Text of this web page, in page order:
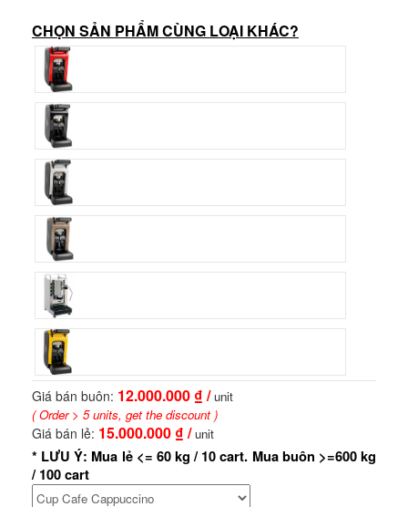
CHỌN SẢN PHẨM CÙNG LOẠI KHÁC?
Giá bán buôn: 12.000.000 ₫ / unit
( Order > 5 units, get the discount )
Giá bán lẻ: 15.000.000 ₫ /unit
* LƯU Ý: Mua lẻ <= 60 kg / 10 cart. Mua buôn >=600 kg
/ 100 cart